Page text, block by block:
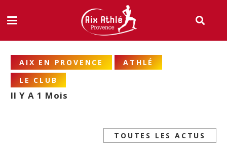
AIX EN PROVENCE
ATHLÉ
LE CLUB
Il Y A 1 Mois
TOUTES LES ACTUS